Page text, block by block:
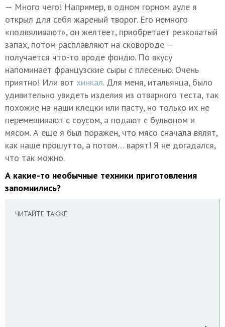
— Много чего! Например, в одном горном ауле я
открыл для себя жареный творог. Его немного
«подвяливают», он желтеет, приобретает резковатый
запах, потом расплавляют на сковороде —
получается что-то вроде фондю. По вкусу
напоминает французские сыры с плесенью. Очень
приятно! Или вот хинкал. Для меня, итальянца, было
удивительно увидеть изделия из отварного теста, так
похожие на наши клецки или пасту, но только их не
перемешивают с соусом, а подают с бульоном и
мясом. А еще я был поражен, что мясо сначала вялят,
как наше прошутто, а потом… варят! Я не догадался,
что так можно.
А какие-то необычные техники приготовления
запомнились?
ЧИТАЙТЕ ТАКЖЕ